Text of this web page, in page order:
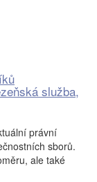
služba,
právní
sborů.
ale také